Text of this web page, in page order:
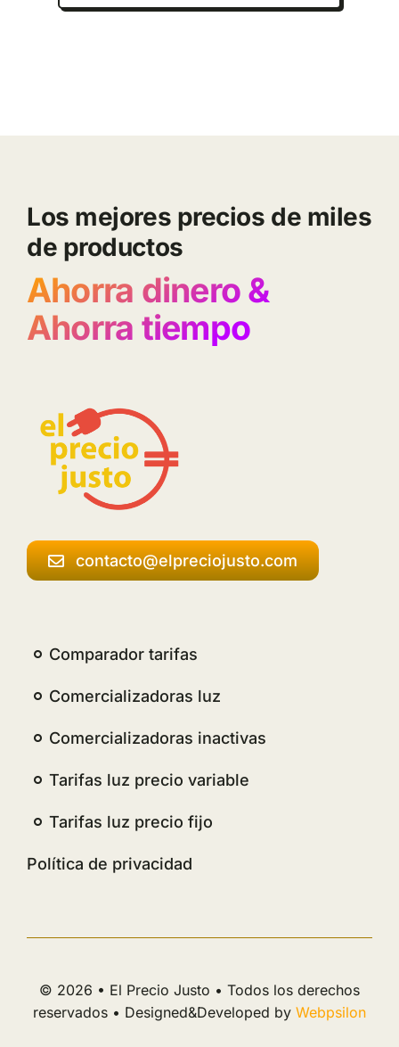
Los mejores precios de miles
de productos
Ahorra dinero &
Ahorra tiempo
contacto@elpreciojusto.com
Comparador tarifas
Comercializadoras luz
Comercializadoras inactivas
Tarifas luz precio variable
Tarifas luz precio fijo
Política de privacidad
© 2026 • El Precio Justo • Todos los derechos
reservados • Designed&Developed by Webpsilon